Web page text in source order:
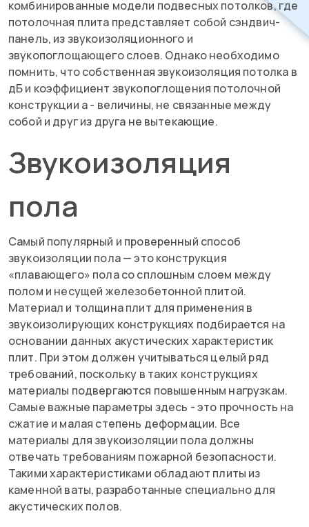
комбинированные модели подвесных потолков, где
потолочная плита представляет собой сэндвич-
панель, из звукоизоляционного и
звукопоглощающего слоев. Однако необходимо
помнить, что собственная звукоизоляция потолка в
дБ и коэффициент звукопоглощения потолочной
конструкции a - величины, не связанные между
собой и друг из друга не вытекающие.
Звукоизоляция
пола
Самый популярный и проверенный способ
звукоизоляции пола — это конструкция
«плавающего» пола со сплошным слоем между
полом и несущей железобетонной плитой.
Материал и толщина плит для применения в
звукоизолирующих конструкциях подбирается на
основании данных акустических характеристик
плит. При этом должен учитываться целый ряд
требований, поскольку в таких конструкциях
материалы подвергаются повышенным нагрузкам.
Самые важные параметры здесь - это прочность на
сжатие и малая степень деформации. Все
материалы для звукоизоляции пола должны
отвечать требованиям пожарной безопасности.
Такими характеристиками обладают плиты из
каменной ваты, разработанные специально для
акустических полов.